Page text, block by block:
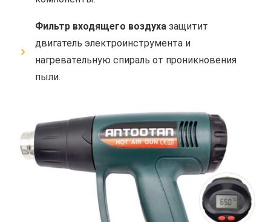
Фильтр входящего воздуха защитит
двигатель электроинструмента и
нагревательную спираль от проникновения
пыли.